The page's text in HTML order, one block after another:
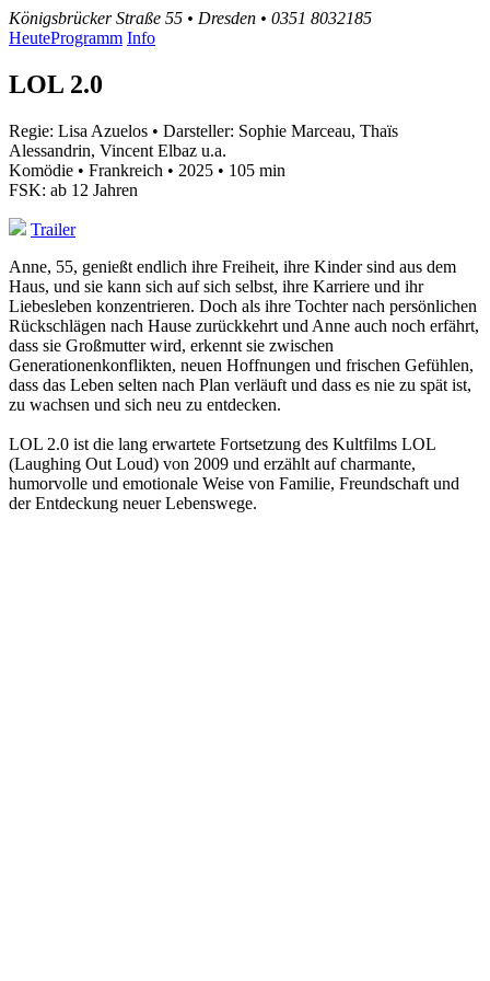
Königsbrücker Straße 55 • Dresden • 0351 8032185
HeuteProgramm Info
LOL 2.0
Regie: Lisa Azuelos • Darsteller: Sophie Marceau, Thaïs
Alessandrin, Vincent Elbaz u.a.
Komödie • Frankreich • 2025 • 105 min
FSK: ab 12 Jahren
Trailer
Anne, 55, genießt endlich ihre Freiheit, ihre Kinder sind aus dem
Haus, und sie kann sich auf sich selbst, ihre Karriere und ihr
Liebesleben konzentrieren. Doch als ihre Tochter nach persönlichen
Rückschlägen nach Hause zurückkehrt und Anne auch noch erfährt,
dass sie Großmutter wird, erkennt sie zwischen
Generationenkonflikten, neuen Hoffnungen und frischen Gefühlen,
dass das Leben selten nach Plan verläuft und dass es nie zu spät ist,
zu wachsen und sich neu zu entdecken.
LOL 2.0 ist die lang erwartete Fortsetzung des Kultfilms LOL
(Laughing Out Loud) von 2009 und erzählt auf charmante,
humorvolle und emotionale Weise von Familie, Freundschaft und
der Entdeckung neuer Lebenswege.